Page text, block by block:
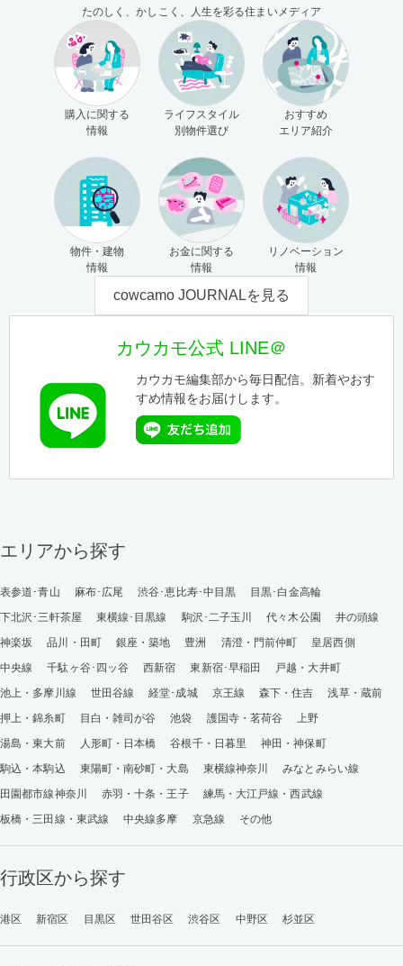
たのしく、かしこく、人生を彩る住まいメディア
購入に関する
情報
ライフスタイル
別物件選び
おすすめ
エリア紹介
物件・建物
情報
お金に関する
情報
リノベーション
情報
cowcamo JOURNALを見る
カウカモ公式 LINE＠
カウカモ編集部から毎日配信。新着やおす
すめ情報をお届けします。
エリアから探す
表参道･青山 麻布･広尾 渋谷･恵比寿･中目黒
目黒･白金高輪
下北沢･三軒茶屋
東横線･目黒線 駒沢･二子玉川 代々木公園
井の頭線
神楽坂
品川・田町 銀座・築地 豊洲 清澄・門前仲町
皇居西側
中央線
千駄ヶ谷･四ッ谷 西新宿 東新宿･早稲田
戸越・大井町
池上・多摩川線
世田谷線 経堂･成城 京王線 森下・住吉
浅草・蔵前
押上・錦糸町
目白・雑司が谷 池袋 護国寺・茗荷谷
上野
湯島・東大前
人形町・日本橋 谷根千・日暮里
神田・神保町
駒込・本駒込
東陽町・南砂町・大島 東横線神奈川
みなとみらい線
田園都市線神奈川
赤羽・十条・王子
練馬・大江戸線・西武線
板橋・三田線・東武線
中央線多摩 京急線 その他
行政区から探す
港区 新宿区 目黒区 世田谷区 渋谷区 中野区 杉並区